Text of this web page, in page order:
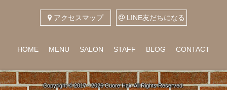
アクセスマップ LINE友だちになる
HOME MENU SALON STAFF BLOG CONTACT
Copyright ©2017 - 2026 Cuore Hair. All Rights Reserved.